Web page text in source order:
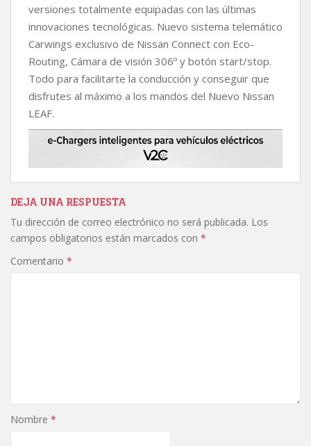
versiones totalmente equipadas con las últimas
innovaciones tecnológicas. Nuevo sistema telemático
Carwings exclusivo de Nissan Connect con Eco-
Routing, Cámara de visión 306º y botón start/stop.
Todo para facilitarte la conducción y conseguir que
disfrutes al máximo a los mandos del Nuevo Nissan
LEAF.
DEJA UNA RESPUESTA
Tu dirección de correo electrónico no será publicada. Los
campos obligatorios están marcados con *
Comentario *
Nombre *